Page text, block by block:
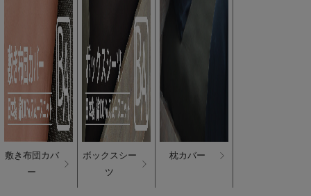
敷き布団カバ
ー
ボックスシー
ツ
枕カバー